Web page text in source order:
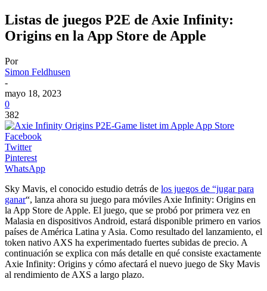
Listas de juegos P2E de Axie Infinity:
Origins en la App Store de Apple
Por
Simon Feldhusen
-
mayo 18, 2023
0
382
Facebook
Twitter
Pinterest
WhatsApp
Sky Mavis, el conocido estudio detrás de los juegos de “jugar para
ganar“, lanza ahora su juego para móviles Axie Infinity: Origins en
la App Store de Apple. El juego, que se probó por primera vez en
Malasia en dispositivos Android, estará disponible primero en varios
países de América Latina y Asia. Como resultado del lanzamiento, el
token nativo AXS ha experimentado fuertes subidas de precio. A
continuación se explica con más detalle en qué consiste exactamente
Axie Infinity: Origins y cómo afectará el nuevo juego de Sky Mavis
al rendimiento de AXS a largo plazo.